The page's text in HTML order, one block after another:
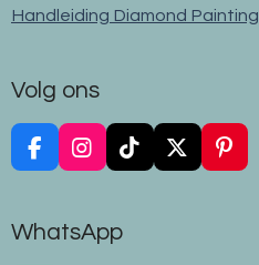
Handleiding Diamond Painting
Volg ons
F
a
e
b
o
I
n
a
T
i
X
P
i
WhatsApp